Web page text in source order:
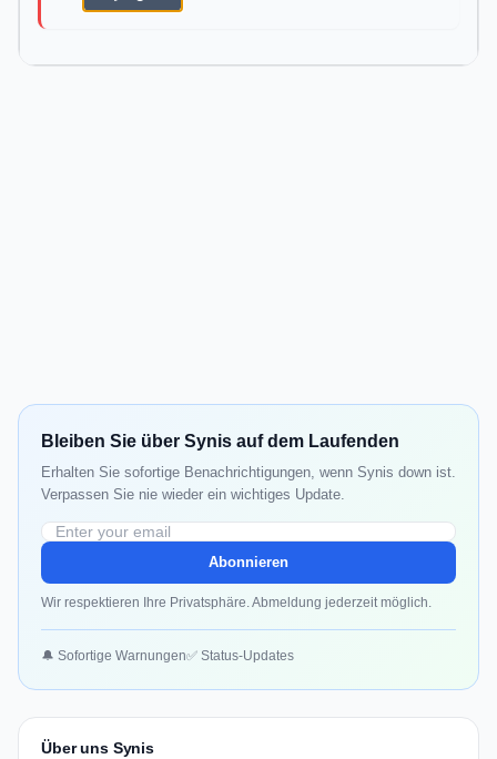
Bleiben Sie über Synis auf dem Laufenden
Erhalten Sie sofortige Benachrichtigungen, wenn Synis down ist.
Verpassen Sie nie wieder ein wichtiges Update.
Abonnieren
Wir respektieren Ihre Privatsphäre. Abmeldung jederzeit möglich.
🔔 Sofortige Warnungen✅ Status-Updates
Über uns Synis